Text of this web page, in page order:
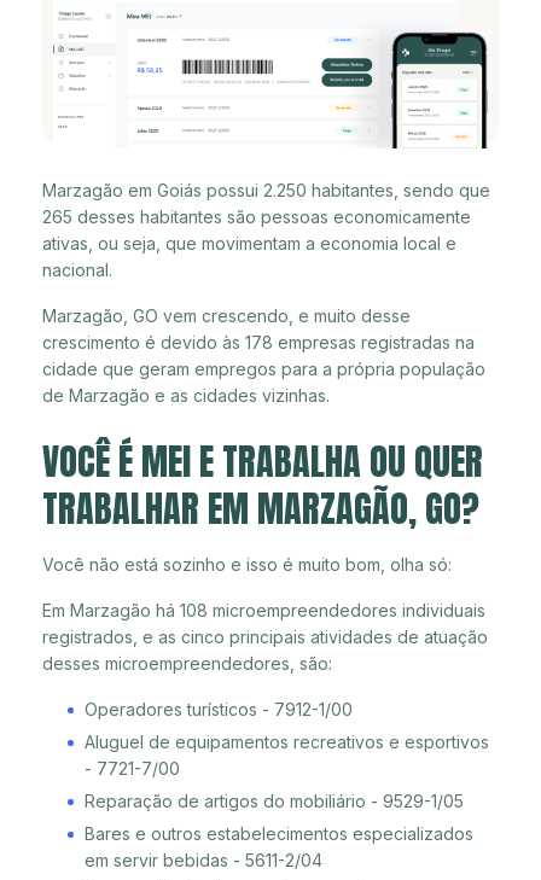
Marzagão em Goiás possui 2.250 habitantes, sendo que
265 desses habitantes são pessoas economicamente
ativas, ou seja, que movimentam a economia local e
nacional.
Marzagão, GO vem crescendo, e muito desse
crescimento é devido às 178 empresas registradas na
cidade que geram empregos para a própria população
de Marzagão e as cidades vizinhas.
VOCÊ É MEI E TRABALHA OU QUER
TRABALHAR EM MARZAGÃO, GO?
Você não está sozinho e isso é muito bom, olha só:
Em Marzagão há 108 microempreendedores individuais
registrados, e as cinco principais atividades de atuação
desses microempreendedores, são:
Operadores turísticos - 7912-1/00
Aluguel de equipamentos recreativos e esportivos
- 7721-7/00
Reparação de artigos do mobiliário - 9529-1/05
Bares e outros estabelecimentos especializados
em servir bebidas - 5611-2/04